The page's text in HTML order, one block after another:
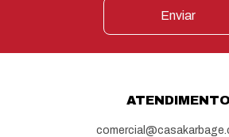
Enviar
ATENDIMENTO